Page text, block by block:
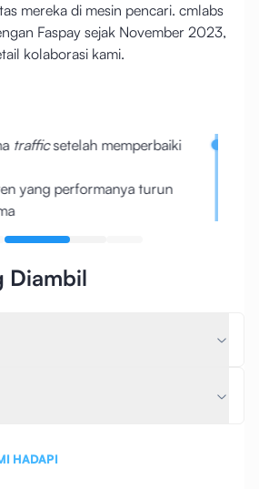
mereka di mesin pencari. cmlabs
Faspay sejak November 2023,
kolaborasi kami.
trafficsetelah memperbaiki
yang performanya turun
Diambil
HADAPI